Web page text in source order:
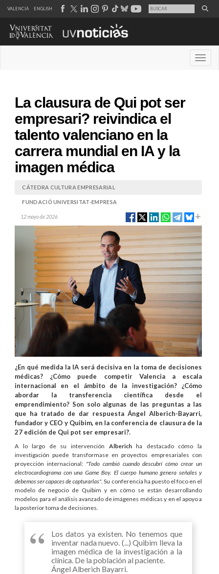
VALENCIÀ ENGLISH
La clausura de Qui pot ser
empresari? reivindica el
talento valenciano en la
carrera mundial en IA y la
imagen médica
CÁTEDRA CULTURA EMPRESARIAL
FUNDACIÓ UNIVERSITAT-EMPRESA
12 mayo de 2026
¿En qué medida la IA será decisiva en la toma de decisiones
médicas? ¿Cómo puede competir Valencia a escala
internacional en el ámbito de la investigación? ¿Cómo
abordar la transferencia científica desde el
emprendimiento? Son solo algunas de las preguntas a las
que ha tratado de dar respuesta Ángel Alberich-Bayarri,
fundador y CEO y Quibim, en la conferencia de clausura de la
27 edición de Qui pot ser empresari?.
A lo largo de su intervención Alberichha destacado cómo la
investigación puede transformase en proyectos empresariales con
proyección internacional: "Todo cambió cuando descubrí cómo crear un
electrocardiograma con una Game Boy. El cuerpo humano genera señales y
debemos ser capaces de capturarlas". Su conferencia ha puesto el foco en el
modelo de negocio de Quibim y en cómo se están desarrollando
modelos para el análisis avanzado de imágenes médicas y en el apoyo a
la posterior toma de decisiones.
Los datos ya existen. No tenemos que
inventar nada nuevo. (...) Quibim lleva la
imagen médica de la investigación a la
clínica. De la población al paciente.
Ángel Alberich Bayarri.